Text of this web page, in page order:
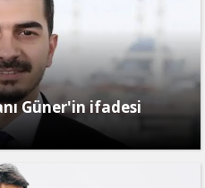
Güner'in ifadesi